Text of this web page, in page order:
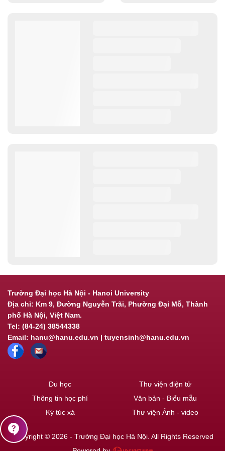
Trường Đại học Hà Nội - Hanoi University
Địa chỉ: Km 9, Đường Nguyễn Trãi, Phường Đại Mỗ, Thành
phố Hà Nội, Việt Nam.
Tel: (84-24) 38544338
Email: hanu@hanu.edu.vn | tuyensinh@hanu.edu.vn
Du học
Thông tin học phí
Ký túc xá
Thư viện điện tử
Văn bản - Biểu mẫu
Thư viện Ảnh - video
Copyright © 2026 - Trường Đại học Hà Nội. All Rights Reserved
contact_support